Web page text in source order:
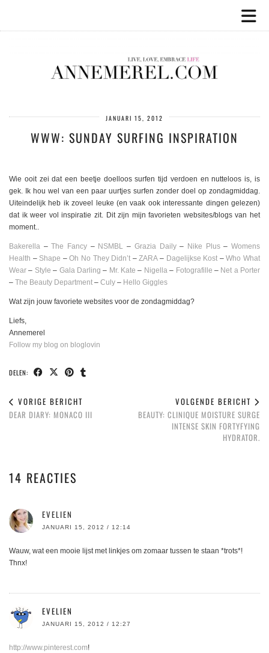
JANUARI 15, 2012
WWW: SUNDAY SURFING INSPIRATION
Wie ooit zei dat een beetje doelloos surfen tijd verdoen en nutteloos is, is
gek. Ik hou wel van een paar uurtjes surfen zonder doel op zondagmiddag.
Uiteindelijk heb ik zoveel leuke (en vaak ook interessante dingen gelezen)
dat ik weer vol inspiratie zit. Dit zijn mijn favorieten websites/blogs van het
moment..
Bakerella –The Fancy – NSMBL – Grazia Daily– Nike Plus–Womens
Health – Shape –Oh No They Didn’t –ZARA– Dagelijkse Kost –Who What
Wear – Style – Gala Darling – Mr. Kate – Nigella– Fotografille – Net a Porter
– The Beauty Department – Culy – Hello Giggles
Wat zijn jouw favoriete websites voor de zondagmiddag?
Liefs,
Annemerel
Follow my blog on bloglovin
DELEN:
VORIGE BERICHT
DEAR DIARY: MONACO III
VOLGENDE BERICHT
BEAUTY: CLINIQUE MOISTURE SURGE
INTENSE SKIN FORTYFYING
HYDRATOR.
14 REACTIES
EVELIEN
JANUARI 15, 2012 / 12:14
Wauw, wat een mooie lijst met linkjes om zomaar tussen te staan *trots*!
Thnx!
EVELIEN
JANUARI 15, 2012 / 12:27
http://www.pinterest.com!